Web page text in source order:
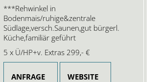
***Rehwinkel in
Bodenmais/ruhige&zentrale
Südlage,versch.Saunen,gut bürgerl.
Küche,familiär geführt
5 x Ü/HP+v. Extras 299,- €
ANFRAGE WEBSITE